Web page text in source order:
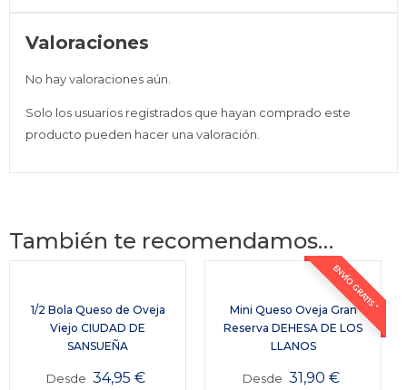
Valoraciones
No hay valoraciones aún.
Solo los usuarios registrados que hayan comprado este
producto pueden hacer una valoración.
También te recomendamos…
1/2 Bola Queso de Oveja
Viejo CIUDAD DE
SANSUEÑA
Desde 34,95€
ENVÍO GRATIS *
Mini Queso Oveja Gran
Reserva DEHESA DE LOS
LLANOS
Desde 31,90€